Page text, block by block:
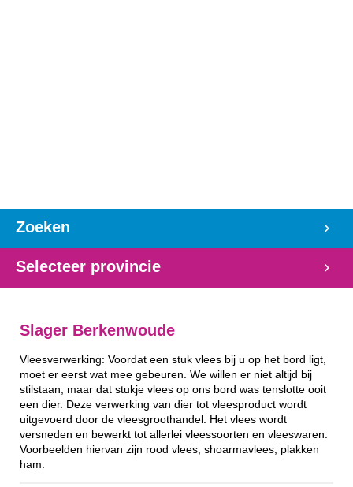
Zoeken
Selecteer provincie
Slager Berkenwoude
Vleesverwerking: Voordat een stuk vlees bij u op het bord ligt,
moet er eerst wat mee gebeuren. We willen er niet altijd bij
stilstaan, maar dat stukje vlees op ons bord was tenslotte ooit
een dier. Deze verwerking van dier tot vleesproduct wordt
uitgevoerd door de vleesgroothandel. Het vlees wordt
versneden en bewerkt tot allerlei vleessoorten en vleeswaren.
Voorbeelden hiervan zijn rood vlees, shoarmavlees, plakken
ham.